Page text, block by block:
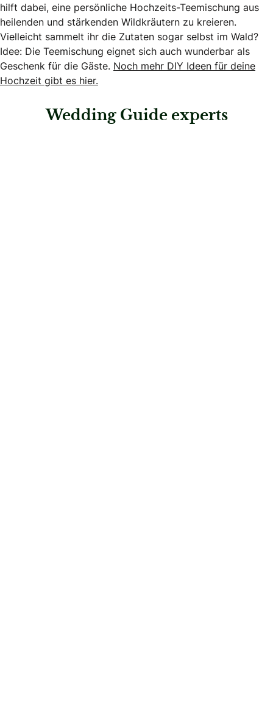
hilft dabei, eine persönliche Hochzeits-Teemischung aus
heilenden und stärkenden Wildkräutern zu kreieren.
Vielleicht sammelt ihr die Zutaten sogar selbst im Wald?
Idee: Die Teemischung eignet sich auch wunderbar als
Geschenk für die Gäste. Noch mehr DIY Ideen für deine
Hochzeit gibt es hier.
Wedding Guide experts